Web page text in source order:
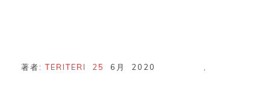
著者:TERITERI 25 6月 ,
2020